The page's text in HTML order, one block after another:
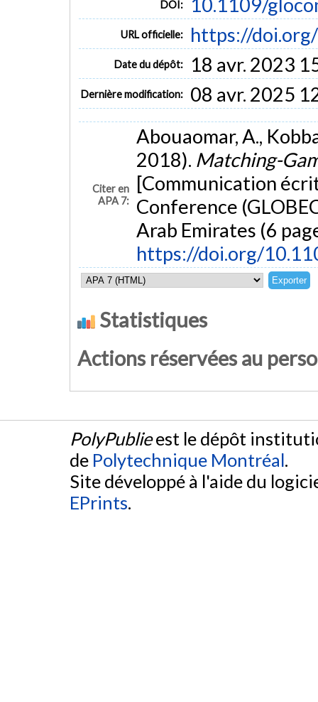
DOI:
URL officielle: https://
Date du dépôt: 18 avr. 2023
Dernière modification: 08 avr. 2025
Citer en
APA 7:
Abouaomar, A.,
2018). Matching-
[Communication
Conference
Arab Emirates (6
https://doi.org/
Statistiques
Actions réservées au
PolyPublieest le dépôt
de Polytechnique Montréal.
Site développé à l'aide du
EPrints.